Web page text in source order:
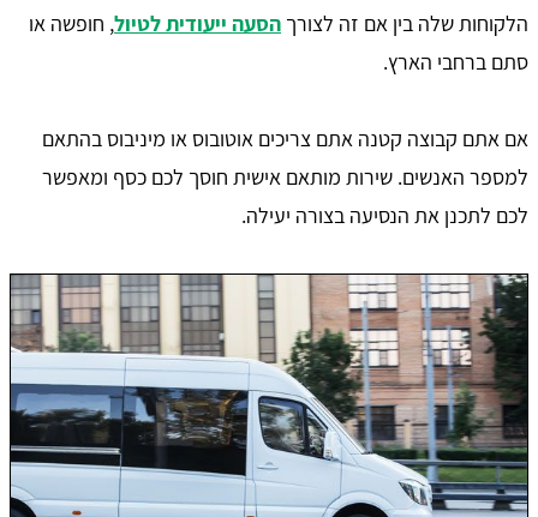
הלקוחות שלה בין אם זה לצורך הסעה ייעודית לטיול, חופשה או
סתם ברחבי הארץ.
אם אתם קבוצה קטנה אתם צריכים אוטובוס או מיניבוס בהתאם
למספר האנשים. שירות מותאם אישית חוסך לכם כסף ומאפשר
לכם לתכנן את הנסיעה בצורה יעילה.